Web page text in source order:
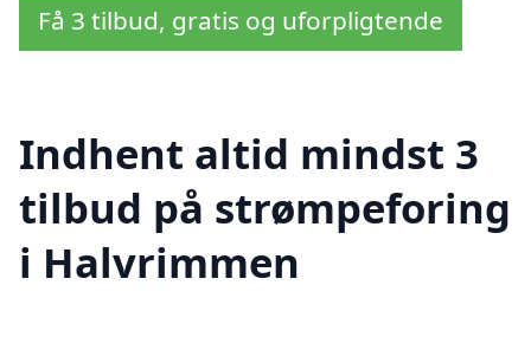
Få 3 tilbud, gratis og uforpligtende
Indhent altid mindst 3
tilbud på strømpeforing
i Halvrimmen